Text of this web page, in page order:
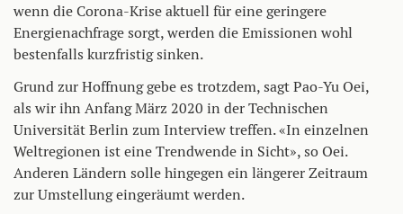
wenn die Corona-Krise aktuell für eine geringere
Energienachfrage sorgt, werden die Emissionen wohl
bestenfalls kurzfristig sinken.
Grund zur Hoffnung gebe es trotzdem, sagt Pao-Yu Oei,
als wir ihn Anfang März 2020 in der Technischen
Universität Berlin zum Interview treffen. «In einzelnen
Weltregionen ist eine Trendwende in Sicht», so Oei.
Anderen Ländern solle hingegen ein längerer Zeitraum
zur Umstellung eingeräumt werden.